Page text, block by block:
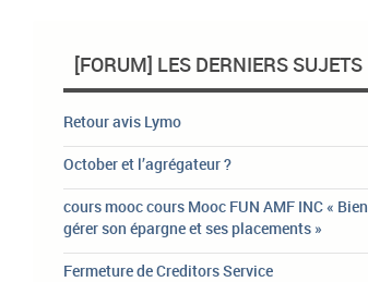
[FORUM] LES DERNIERS SUJETS
Retour avis Lymo
October et l’agrégateur ?
cours mooc cours Mooc FUN AMF INC « Bien
gérer son épargne et ses placements »
Fermeture de Creditors Service